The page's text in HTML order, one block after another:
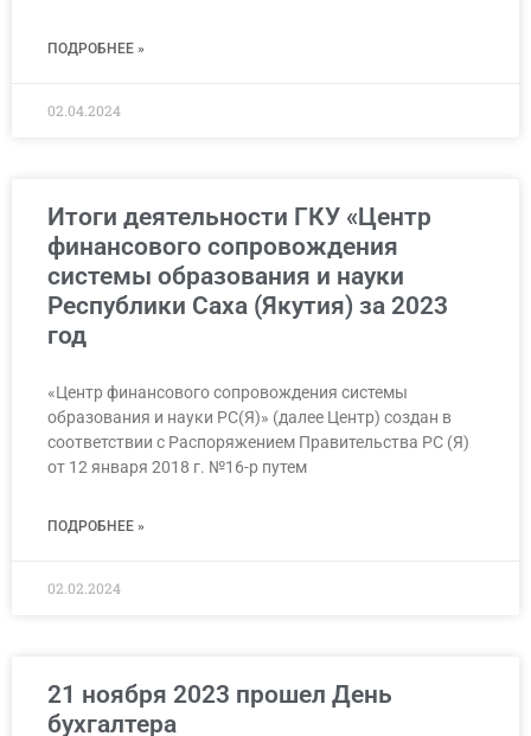
ПОДРОБНЕЕ »
02.04.2024
Итоги деятельности ГКУ «Центр
финансового сопровождения
системы образования и науки
Республики Саха (Якутия) за 2023
год
«Центр финансового сопровождения системы
образования и науки РС(Я)» (далее Центр) создан в
соответствии с Распоряжением Правительства РС (Я)
от 12 января 2018 г. №16-р путем
ПОДРОБНЕЕ »
02.02.2024
21 ноября 2023 прошел День
бухгалтера